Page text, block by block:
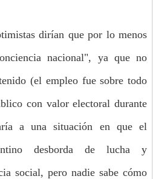
dirían que por lo menos
nacional", ya que no
(el empleo fue sobre todo
con valor electoral durante
a una situación en que el
desborda de lucha y
social, pero nadie sabe cómo